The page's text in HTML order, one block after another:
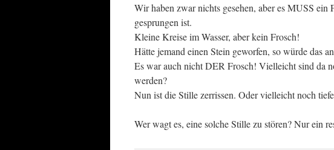
Wir haben zwar nichts gesehen, aber es MUSS ein
gesprungen ist.
Kleine Kreise im Wasser, aber kein Frosch!
Hätte jemand einen Stein geworfen, so würde das
Es war auch nicht DER Frosch! Vielleicht sind da
werden?
Nun ist die Stille zerrissen. Oder vielleicht noch
Wer wagt es, eine solche Stille zu stören? Nur ein